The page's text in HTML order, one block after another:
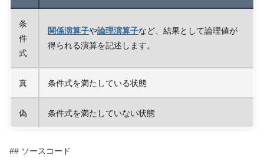
条
件
式
関係演算子や論理演算子など、結果として論理値が
得られる演算を記述します。
真 条件式を満たしている状態
偽 条件式を満たしていない状態
## ソースコード